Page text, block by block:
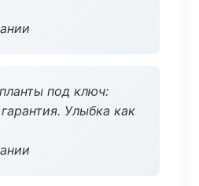
под ключ:
Улыбка как